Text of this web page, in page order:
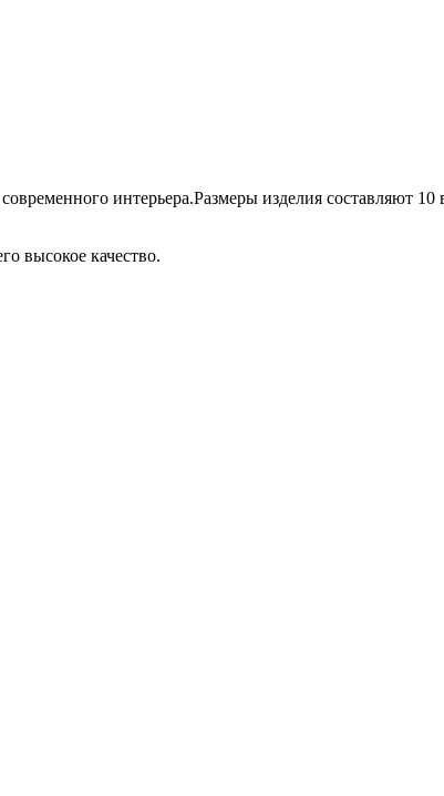
интерьера.Размеры изделия составляют
высокое качество.